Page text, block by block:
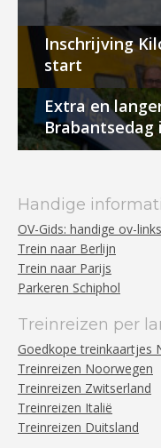
Inschrijving
start
Extra en
Brabantsedag
Handige
OV-Gids: handige ov-links
Trein naar Berlijn
Trein naar Parijs
Parkeren Schiphol
Treinreizen per
Goedkope treinkaartjes
Treinreizen Noorwegen
Treinreizen Zwitserland
Treinreizen Italië
Treinreizen Duitsland